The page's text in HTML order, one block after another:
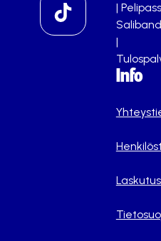
|
|
Info